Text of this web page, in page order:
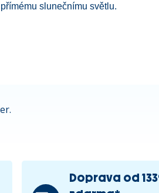
slunečnímu světlu.
Doprava od